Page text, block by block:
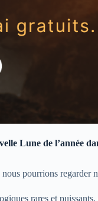
Lune de l’année
pourrions
rares et